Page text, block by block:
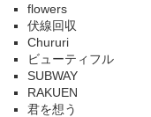
flowers
伏線回収
Chururi
ビューティフル
SUBWAY
RAKUEN
君を想う